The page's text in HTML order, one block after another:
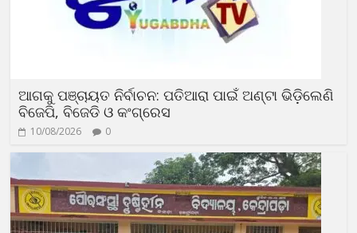
ଆଗକୁ ପଞ୍ଚାୟତ ନିର୍ବାଚନ: ପତିଆରା ପାଇଁ ଅଣ୍ଟା ଭିଡ଼ିଲେଣି
ବିଜେପି, ବିଜେଡି ଓ କଂଗ୍ରେସ
10/08/2026 0